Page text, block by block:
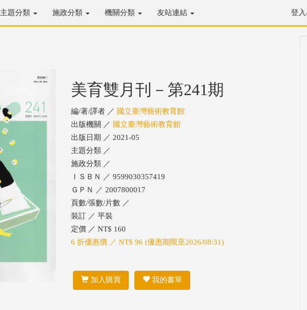
主題分類 施政分類 機關分類 友站連結 登
美育雙月刊－第241期
編/著/譯者 ／ 國立臺灣藝術教育館
出版機關 ／ 國立臺灣藝術教育館
出版日期 ／ 2021-05
主題分類 ／
施政分類 ／
ＩＳＢＮ ／ 9599030357419
ＧＰＮ ／ 2007800017
頁數/張數/片數 ／
裝訂 ／ 平裝
定價 ／ NT$ 160
6 折優惠價 ／ NT$ 96 (優惠期限至2026/08/31)
加入購買 我的書單